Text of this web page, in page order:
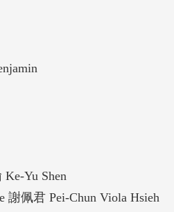
Yu Shen
佩君 Pei-Chun Viola Hsieh